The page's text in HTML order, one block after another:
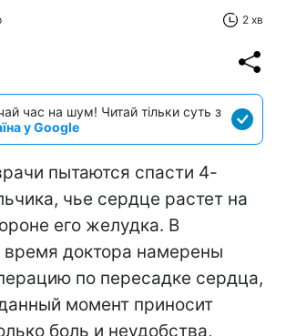
2 хв
час на шум! Читай тільки суть з
у Google
пытаются спасти 4-
чье сердце растет на
его желудка. В
доктора намерены
по пересадке сердца,
момент приносит
боль и неудобства,